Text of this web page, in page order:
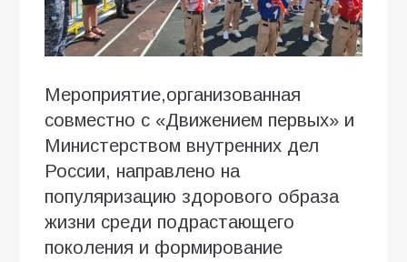
Мероприятие,организованная
совместно с «Движением первых» и
Министерством внутренних дел
России, направлено на
популяризацию здорового образа
жизни среди подрастающего
поколения и формирование